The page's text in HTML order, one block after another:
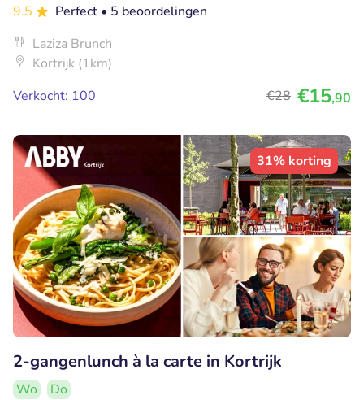
9.5
Perfect • 5 beoordelingen
Laziza Brunch
Kortrijk (1km)
Verkocht: 100
€28 €15,90
31% korting
2-gangenlunch à la carte in Kortrijk
Wo
Do